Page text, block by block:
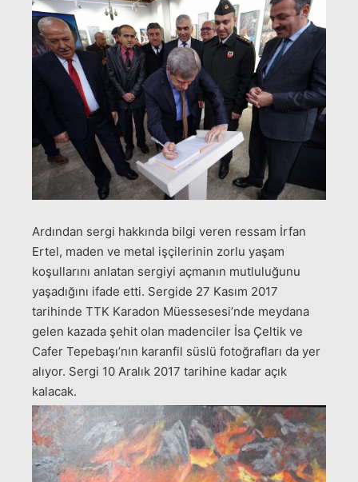
Ardından sergi hakkında bilgi veren ressam İrfan
Ertel, maden ve metal işçilerinin zorlu yaşam
koşullarını anlatan sergiyi açmanın mutluluğunu
yaşadığını ifade etti. Sergide 27 Kasım 2017
tarihinde TTK Karadon Müessesesi’nde meydana
gelen kazada şehit olan madenciler İsa Çeltik ve
Cafer Tepebaşı’nın karanfil süslü fotoğrafları da yer
alıyor. Sergi 10 Aralık 2017 tarihine kadar açık
kalacak.